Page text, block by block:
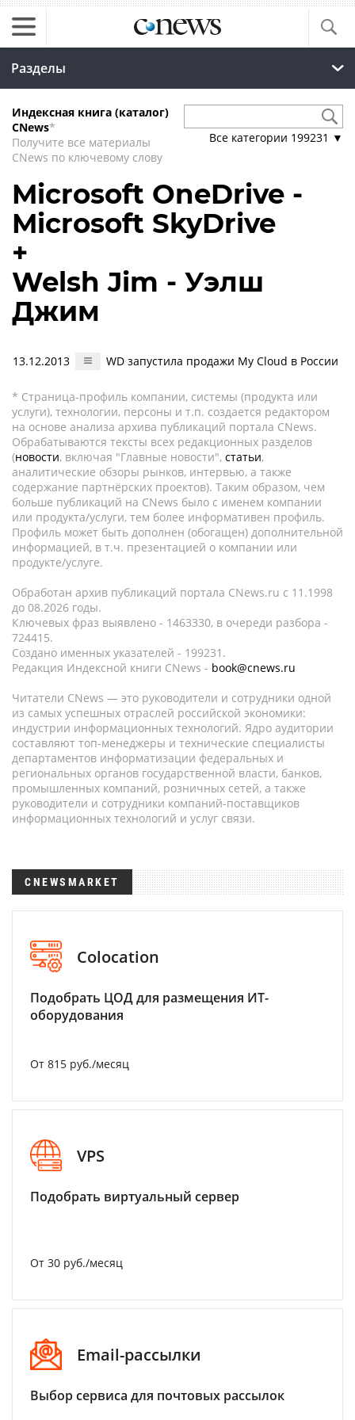
Разделы
Индексная книга (каталог)
CNews*
Получите все материалы
CNews по ключевому слову
Все категории 199231 ▼
Microsoft OneDrive -
Microsoft SkyDrive
+
Welsh Jim - Уэлш
Джим
13.12.2013 WD запустила продажи My Cloud в России
* Страница-профиль компании, системы (продукта или
услуги), технологии, персоны и т.п. создается редактором
на основе анализа архива публикаций портала CNews.
Обрабатываются тексты всех редакционных разделов
(новости, включая "Главные новости", статьи,
аналитические обзоры рынков, интервью, а также
содержание партнёрских проектов). Таким образом, чем
больше публикаций на CNews было с именем компании
или продукта/услуги, тем более информативен профиль.
Профиль может быть дополнен (обогащен) дополнительной
информацией, в т.ч. презентацией о компании или
продукте/услуге.
Обработан архив публикаций портала CNews.ru c 11.1998
до 08.2026 годы.
Ключевых фраз выявлено - 1463330, в очереди разбора -
724415.
Создано именных указателей - 199231.
Редакция Индексной книги CNews - book@cnews.ru
Читатели CNews — это руководители и сотрудники одной
из самых успешных отраслей российской экономики:
индустрии информационных технологий. Ядро аудитории
составляют топ-менеджеры и технические специалисты
департаментов информатизации федеральных и
региональных органов государственной власти, банков,
промышленных компаний, розничных сетей, а также
руководители и сотрудники компаний-поставщиков
информационных технологий и услуг связи.
CNEWSMARKET
Colocation
Подобрать ЦОД для размещения ИТ-
оборудования
От 815 руб./месяц
VPS
Подобрать виртуальный сервер
От 30 руб./месяц
Email-рассылки
Выбор сервиса для почтовых рассылок